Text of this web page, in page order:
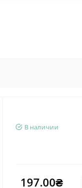
В наличии
197.00₴